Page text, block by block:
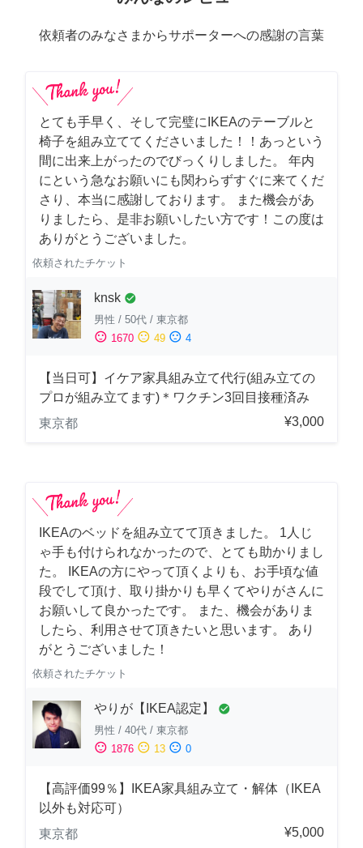
依頼者のみなさまからサポーターへの感謝の言葉
とても手早く、そして完璧にIKEAのテーブルと
椅子を組み立ててくださいました！！あっという
間に出来上がったのでびっくりしました。 年内
にという急なお願いにも関わらずすぐに来てくだ
さり、本当に感謝しております。 また機会があ
りましたら、是非お願いしたい方です！この度は
ありがとうございました。
依頼されたチケット
knsk check_circle
男性 / 50代 / 東京都
sentiment_satisfied 1670 sentiment_neutral 49 sentiment_dissatisfied 4
【当日可】イケア家具組み立て代行(組み立ての
プロが組み立てます)＊ワクチン3回目接種済み
東京都
¥3,000
IKEAのベッドを組み立てて頂きました。 1人じ
ゃ手も付けられなかったので、とても助かりまし
た。 IKEAの方にやって頂くよりも、お手頃な値
段でして頂け、取り掛かりも早くてやりがさんに
お願いして良かったです。 また、機会がありま
したら、利用させて頂きたいと思います。 あり
がとうございました！
依頼されたチケット
やりが【IKEA認定】 check_circle
男性 / 40代 / 東京都
sentiment_satisfied 1876 sentiment_neutral 13 sentiment_dissatisfied 0
【高評価99％】IKEA家具組み立て・解体（IKEA
以外も対応可）
東京都
¥5,000